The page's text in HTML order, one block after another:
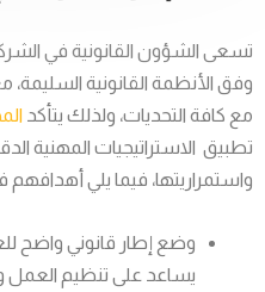
تسعى الشؤون القانونية في
وفق الأنظمة القانونية
مع كافة التحديات، ولذلك يتأكد
تطبيق الاستراتيجيات المهنية
واستمراريتها، فيما يلي أهدافهم
وضع إطار قانوني واضح
يساعد على تنظيم العمل